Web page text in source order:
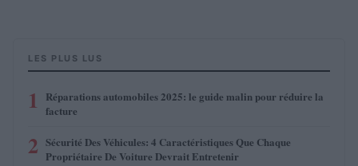
LES PLUS LUS
1
Réparations automobiles 2025: le guide malin pour réduire la
facture
2 Sécurité Des Véhicules: 4 Caractéristiques Que Chaque
Propriétaire De Voiture Devrait Entretenir